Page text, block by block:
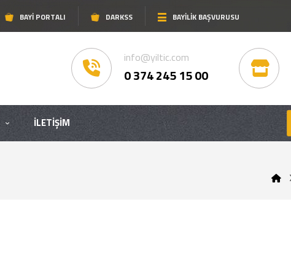
BAYI PORTALI DARKSS BAYİLİK BAŞVURUSU
info@yiltic.com
0 374 245 15 00
İLETIŞIM